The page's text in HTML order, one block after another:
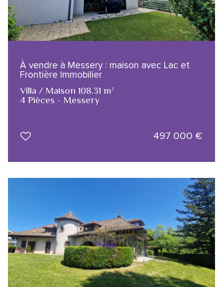
À vendre à Messery : maison avec Lac et
Frontière Immobilier
Villa / Maison 108.31 m²
4 Pièces - Messery
497 000 €